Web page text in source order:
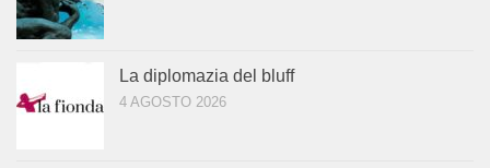
La diplomazia del bluff
4 AGOSTO 2026